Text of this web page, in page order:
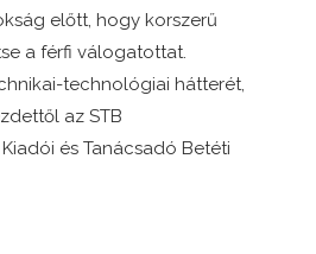
előtt, hogy korszerű
a férfi válogatottat.
technológiai hátterét,
az STB
és Tanácsadó Betéti